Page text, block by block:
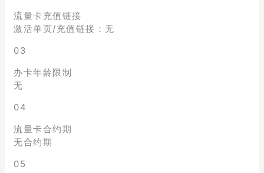
流量卡充值链接
激活单页/充值链接：无
03
办卡年龄限制
无
04
流量卡合约期
无合约期
05